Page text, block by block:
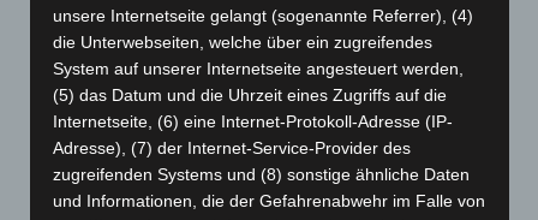
Juli 2026 (73)
Juni 2026
(139)
Mai 2026 (99)
April 2026(99)
März 2026(115)
Februar 2026(109)
unsere Internetseite gelangt (sogenannte Referrer), (4)
die Unterwebseiten, welche über ein zugreifendes
System auf unserer Internetseite angesteuert werden,
(5) das Datum und die Uhrzeit eines Zugriffs auf die
Internetseite, (6) eine Internet-Protokoll-Adresse (IP-
Adresse), (7) der Internet-Service-Provider des
zugreifenden Systems und (8) sonstige ähnliche Daten
und Informationen, die der Gefahrenabwehr im Falle von